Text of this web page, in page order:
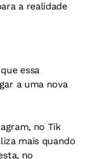
a realidade
essa
a uma nova
no Tik
mais quando
no